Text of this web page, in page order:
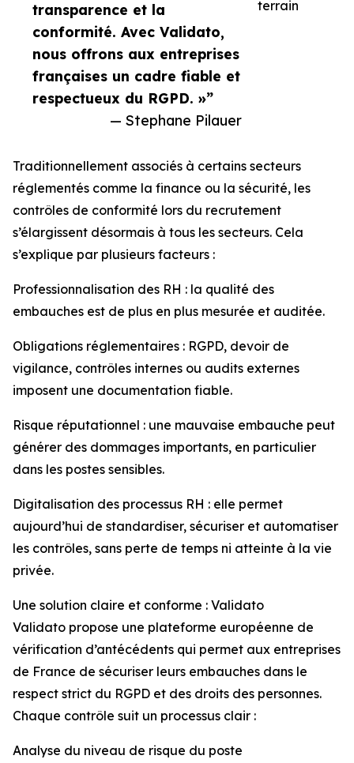
transparence et la
conformité. Avec Validato,
nous offrons aux entreprises
françaises un cadre fiable et
respectueux du RGPD. »”
— Stephane Pilauer
terrain
Traditionnellement associés à certains secteurs
réglementés comme la finance ou la sécurité, les
contrôles de conformité lors du recrutement
s’élargissent désormais à tous les secteurs. Cela
s’explique par plusieurs facteurs :
Professionnalisation des RH : la qualité des
embauches est de plus en plus mesurée et auditée.
Obligations réglementaires : RGPD, devoir de
vigilance, contrôles internes ou audits externes
imposent une documentation fiable.
Risque réputationnel : une mauvaise embauche peut
générer des dommages importants, en particulier
dans les postes sensibles.
Digitalisation des processus RH : elle permet
aujourd’hui de standardiser, sécuriser et automatiser
les contrôles, sans perte de temps ni atteinte à la vie
privée.
Une solution claire et conforme : Validato
Validato propose une plateforme européenne de
vérification d’antécédents qui permet aux entreprises
de France de sécuriser leurs embauches dans le
respect strict du RGPD et des droits des personnes.
Chaque contrôle suit un processus clair :
Analyse du niveau de risque du poste